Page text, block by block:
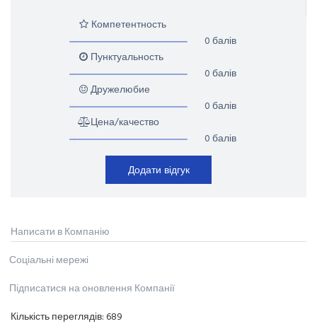
Компетентность
0 балів
Пунктуальность
0 балів
Дружелюбие
0 балів
Цена/качество
0 балів
Додати відгук
Написати в Компанію
Соціальні мережі
Підписатися на оновлення Компанії
Кількість переглядів:689